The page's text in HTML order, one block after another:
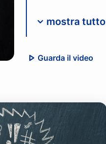
mostra tutto
Guarda il video